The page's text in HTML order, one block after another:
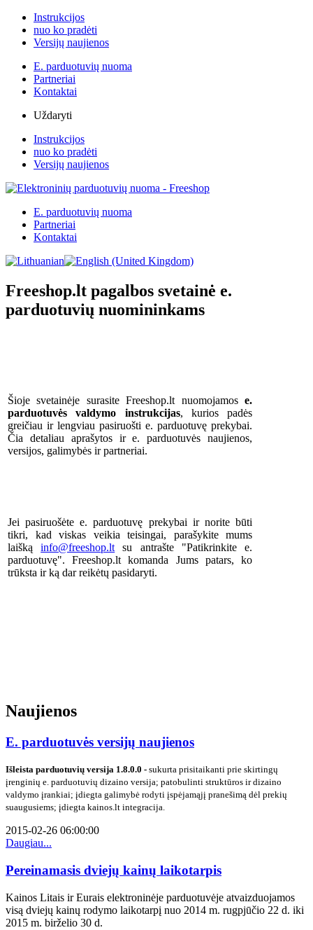
Instrukcijos
nuo ko pradėti
Versijų naujienos
E. parduotuvių nuoma
Partneriai
Kontaktai
Uždaryti
Instrukcijos
nuo ko pradėti
Versijų naujienos
E. parduotuvių nuoma
Partneriai
Kontaktai
Freeshop.lt pagalbos svetainė e.
parduotuvių nuomininkams
Šioje svetainėje surasite Freeshop.lt nuomojamos e.
parduotuvės valdymo instrukcijas, kurios padės
greičiau ir lengviau pasiruošti e. parduotuvę prekybai.
Čia detaliau aprašytos ir e. parduotuvės naujienos,
versijos, galimybės ir partneriai.
Jei pasiruošėte e. parduotuvę prekybai ir norite būti
tikri, kad viskas veikia teisingai, parašykite mums
laiškąinfo@freeshop.lt su antrašte "Patikrinkite e.
parduotuvę". Freeshop.lt komanda Jums patars, ko
trūksta ir ką dar reikėtų pasidaryti.
Naujienos
E. parduotuvės versijų naujienos
Išleista parduotuvių versija 1.8.0.0 - sukurta prisitaikanti prie skirtingų
įrenginių e. parduotuvių dizaino versija; patobulinti struktūros ir dizaino
valdymo įrankiai; įdiegta galimybė rodyti įspėjamąjį pranešimą dėl prekių
suaugusiems; įdiegta kainos.lt integracija.
2015-02-26 06:00:00
Daugiau...
Pereinamasis dviejų kainų laikotarpis
Kainos Litais ir Eurais elektroninėje parduotuvėje atvaizduojamos
visą dviejų kainų rodymo laikotarpį nuo 2014 m. rugpjūčio 22 d. iki
2015 m. birželio 30 d.